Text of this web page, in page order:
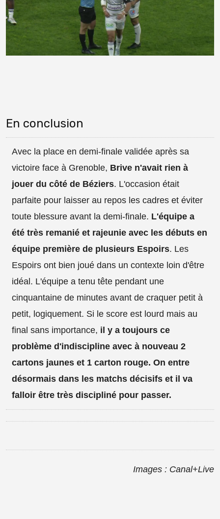
En conclusion
Avec la place en demi-finale validée après sa
victoire face à Grenoble, Brive n'avait rien à
jouer du côté de Béziers. L'occasion était
parfaite pour laisser au repos les cadres et éviter
toute blessure avant la demi-finale. L'équipe a
été très remanié et rajeunie avec les débuts en
équipe première de plusieurs Espoirs. Les
Espoirs ont bien joué dans un contexte loin d'être
idéal. L'équipe a tenu tête pendant une
cinquantaine de minutes avant de craquer petit à
petit, logiquement. Si le score est lourd mais au
final sans importance, il y a toujours ce
problème d'indiscipline avec à nouveau 2
cartons jaunes et 1 carton rouge. On entre
désormais dans les matchs décisifs et il va
falloir être très discipliné pour passer.
Images : Canal+Live